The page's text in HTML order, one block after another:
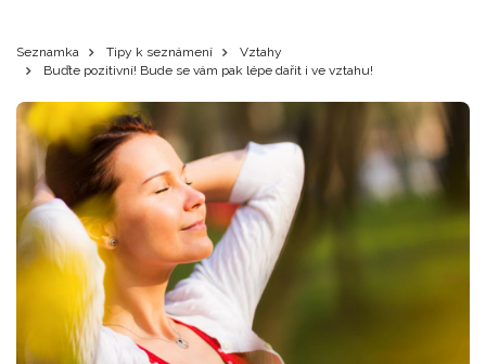
Seznamka Tipy k seznámení
Vztahy
Buďte pozitivní! Bude se vám pak lépe dařit i ve vztahu!